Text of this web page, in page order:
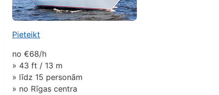
Pieteikt
no €68/h
» 43 ft / 13 m
» līdz 15 personām
» no Rīgas centra